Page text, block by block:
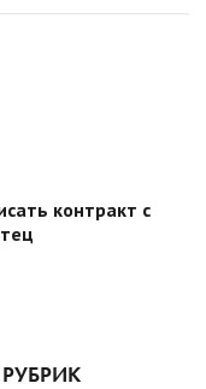
контракт с